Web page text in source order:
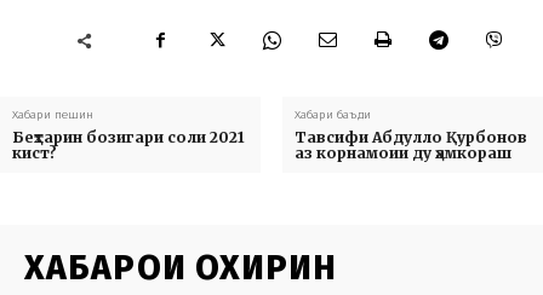
Хабари пешин
Беҳтарин бозигари соли 2021
кист?
Хабари баъди
Тавсифи Абдулло Қурбонов
аз корнамоии ду ҳамкораш
ХАБАРҲОИ ОХИРИН